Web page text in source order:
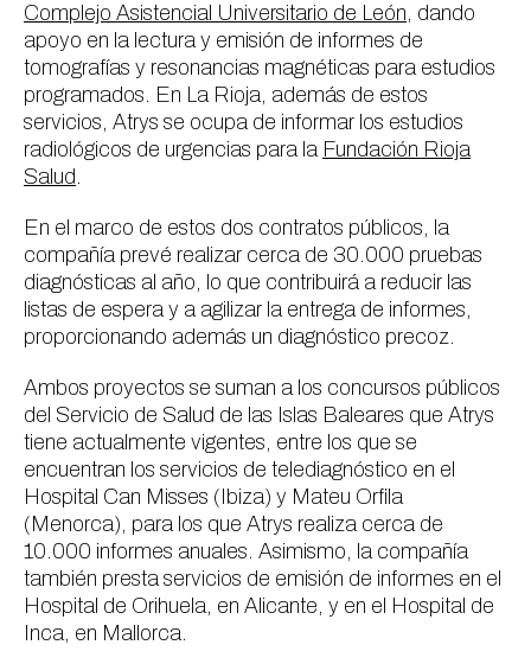
Complejo Asistencial Universitario de León, dando
apoyo en la lectura y emisión de informes de
tomografías y resonancias magnéticas para estudios
programados. En La Rioja, además de estos
servicios, Atrys se ocupa de informar los estudios
radiológicos de urgencias para la Fundación Rioja
Salud.
En el marco de estos dos contratos públicos, la
compañía prevé realizar cerca de 30.000 pruebas
diagnósticas al año, lo que contribuirá a reducir las
listas de espera y a agilizar la entrega de informes,
proporcionando además un diagnóstico precoz.
Ambos proyectos se suman a los concursos públicos
del Servicio de Salud de las Islas Baleares que Atrys
tiene actualmente vigentes, entre los que se
encuentran los servicios de telediagnóstico en el
Hospital Can Misses (Ibiza) y Mateu Orfila
(Menorca), para los que Atrys realiza cerca de
10.000 informes anuales. Asimismo, la compañía
también presta servicios de emisión de informes en el
Hospital de Orihuela, en Alicante, y en el Hospital de
Inca, en Mallorca.